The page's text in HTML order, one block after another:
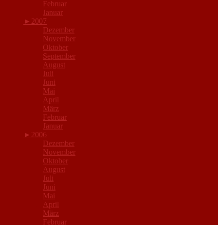
Februar
Januar
► 2007
Dezember
November
Oktober
September
August
Juli
Juni
Mai
April
März
Februar
Januar
► 2006
Dezember
November
Oktober
August
Juli
Juni
Mai
April
März
Februar